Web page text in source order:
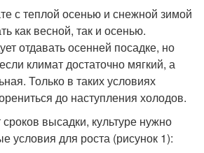
с теплой осенью и снежной зимой
как весной, так и осенью.
отдавать осенней посадке, но
климат достаточно мягкий, а
Только в таких условиях
до наступления холодов.
высадки, культуре нужно
условия для роста (рисунок 1):